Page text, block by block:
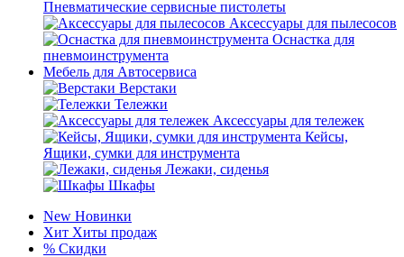
Пневматические сервисные пистолеты
Аксессуары для пылесосов
Оснастка для
пневмоинструмента
Мебель для Автосервиса
Верстаки
Тележки
Аксессуары для тележек
Кейсы,
Ящики, сумки для инструмента
Лежаки, сиденья
Шкафы
New Новинки
Хит Хиты продаж
% Скидки